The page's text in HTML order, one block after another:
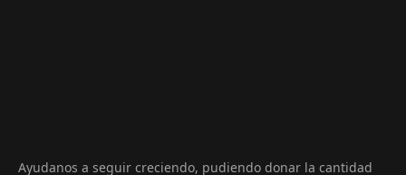
Ayudanos a seguir creciendo, pudiendo donar la cantidad